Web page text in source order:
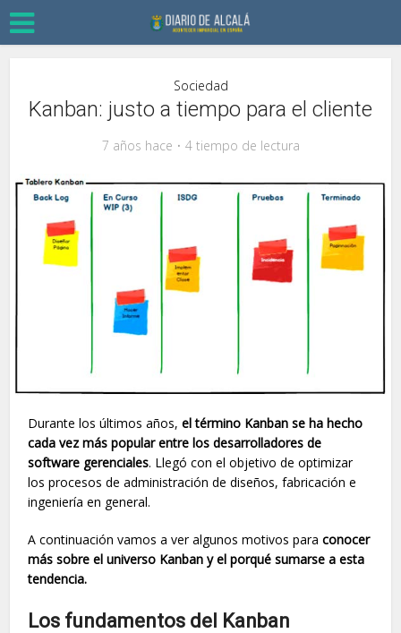
Sociedad
Kanban: justo a tiempo para el cliente
7 años hace 4 tiempo de lectura
Durante los últimos años,el término Kanban se ha hecho
cada vez más popular entre los desarrolladores de
software gerenciales. Llegó con el objetivo de optimizar
los procesos de administración de diseños, fabricación e
ingeniería en general.
A continuación vamos a ver algunos motivos paraconocer
más sobre el universo Kanban y el porqué sumarse a esta
tendencia.
Los fundamentos del Kanban